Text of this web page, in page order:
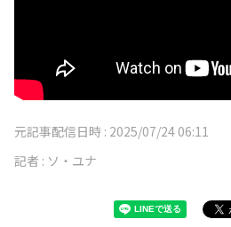
元記事配信日時 : 2025/07/24 06:11
記者 : ソ・ユナ